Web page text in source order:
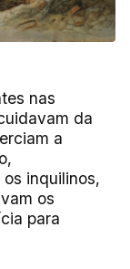
nas
da
a
inquilinos,
os
para